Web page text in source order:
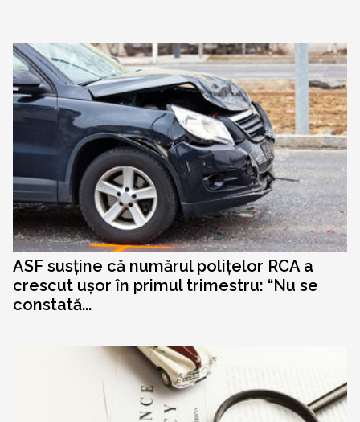
ASF susține că numărul polițelor RCA a
crescut ușor în primul trimestru: “Nu se
constată...